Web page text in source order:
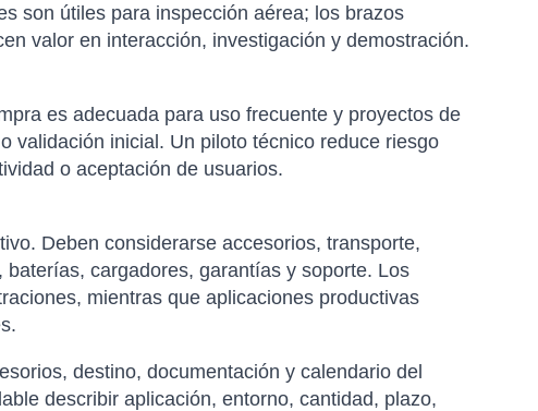
son útiles para inspección aérea; los brazos
valor en interacción, investigación y demostración.
es adecuada para uso frecuente y proyectos de
validación inicial. Un piloto técnico reduce riesgo
o aceptación de usuarios.
Deben considerarse accesorios, transporte,
cargadores, garantías y soporte. Los
mientras que aplicaciones productivas
destino, documentación y calendario del
describir aplicación, entorno, cantidad, plazo,